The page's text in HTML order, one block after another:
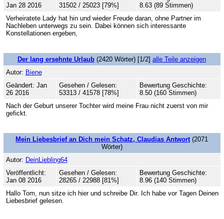
Jan 28 2016
31502 / 25023 [79%]
8.63 (89 Stimmen)
Verheiratete Lady hat hin und wieder Freude daran, ohne Partner im
Nachleben unterwegs zu sein. Dabei können sich interessante
Konstellationen ergeben,
Der lang ersehnte Urlaub (2420 Wörter) [1/2] alle Teile anzeigen
Autor: Biene
Geändert: Jan
26 2016
Gesehen / Gelesen:
53313 / 41578 [78%]
Bewertung Geschichte:
8.50 (160 Stimmen)
Nach der Geburt unserer Tochter wird meine Frau nicht zuerst von mir
gefickt.
Mein Liebesbrief an Dich mein Schatz, Claudias Antwort(2071
Wörter)
Autor: DeinLiebling64
Veröffentlicht:
Jan 08 2016
Gesehen / Gelesen:
28265 / 22988 [81%]
Bewertung Geschichte:
8.96 (140 Stimmen)
Hallo Tom, nun sitze ich hier und schreibe Dir. Ich habe vor Tagen Deinen
Liebesbrief gelesen.